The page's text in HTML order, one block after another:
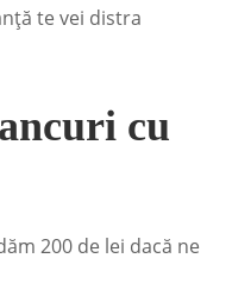
te vei distra
cu
200 de lei dacă ne